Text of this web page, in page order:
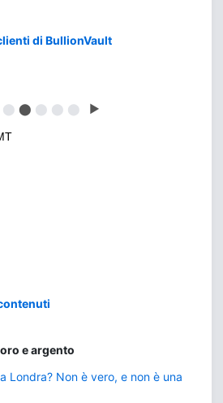
di BullionVault
⬤ ⬤ ⬤ ⬤ ⬤ ▶
e argento
Londra? Non è vero, e non è una